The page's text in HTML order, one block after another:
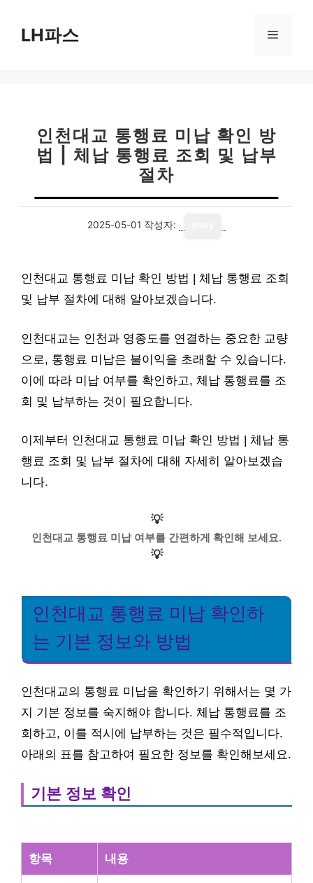
LH파스 메
인천대교 통행료 미납 확인 방
법 | 체납 통행료 조회 및 납부
절차
2025-05-01 작성자:
인천대교 통행료 미납 확인 방법 | 체납 통행료 조회
및 납부 절차에 대해 알아보겠습니다.
인천대교는 인천과 영종도를 연결하는 중요한 교량
으로, 통행료 미납은 불이익을 초래할 수 있습니다.
이에 따라 미납 여부를 확인하고, 체납 통행료를 조
회 및 납부하는 것이 필요합니다.
이제부터 인천대교 통행료 미납 확인 방법 | 체납 통
행료 조회 및 납부 절차에 대해 자세히 알아보겠습
니다.
💡
인천대교 통행료 미납 여부를 간편하게 확인해 보세요.
💡
인천대교 통행료 미납 확인하
는 기본 정보와 방법
인천대교의 통행료 미납을 확인하기 위해서는 몇 가
지 기본 정보를 숙지해야 합니다. 체납 통행료를 조
회하고, 이를 적시에 납부하는 것은 필수적입니다.
아래의 표를 참고하여 필요한 정보를 확인해보세요.
기본 정보 확인
항목 내용